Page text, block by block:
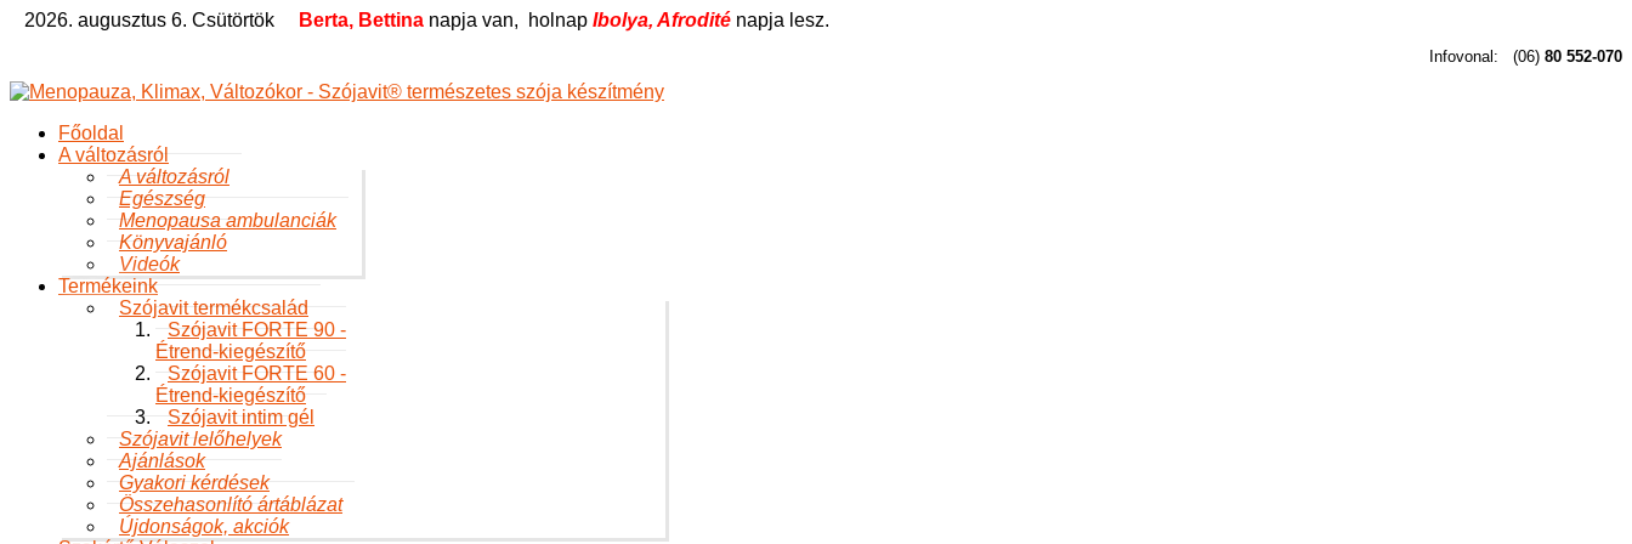
2026. augusztus 6. Csütörtök Berta, Bettina napja van, holnap Ibolya, Afrodité napja lesz.
Infovonal: (06) 80 552-070
Főoldal
A változásról
A változásról
Egészség
Menopausa ambulanciák
Könyvajánló
Videók
Termékeink
Szójavit termékcsalád
Szójavit FORTE 90 -
Étrend-kiegészítő
Szójavit FORTE 60 -
Étrend-kiegészítő
Szójavit intim gél
Szójavit lelőhelyek
Ajánlások
Gyakori kérdések
Összehasonlító ártáblázat
Újdonságok, akciók